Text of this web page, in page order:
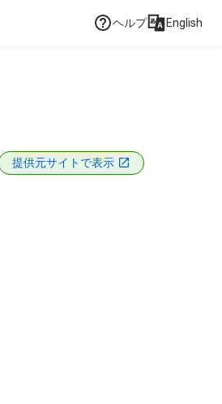
ヘルプ English
提供元サイトで表示